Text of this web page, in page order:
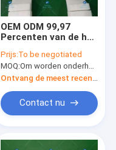
OEM ODM 99,97
Percenten van de het
Koperbuis de
Weerstands
Prijs:To be negotiated
MOQ:Om worden onderhandeld
Contact nu